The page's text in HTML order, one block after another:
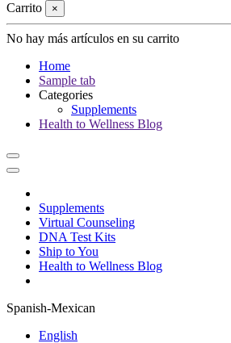
Carrito
×
No hay más artículos en su carrito
Home
Sample tab
Categories
Supplements
Health to Wellness Blog
Supplements
Virtual Counseling
DNA Test Kits
Ship to You
Health to Wellness Blog
Spanish-Mexican
English